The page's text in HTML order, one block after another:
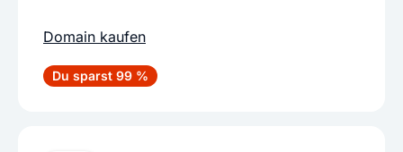
Domain kaufen
Du sparst 99 %